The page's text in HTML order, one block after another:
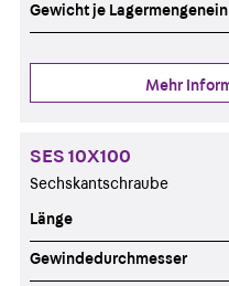
Gewicht je
Mehr
SES 10X100
Sechskantschraube
Länge
Gewindedurchmesser